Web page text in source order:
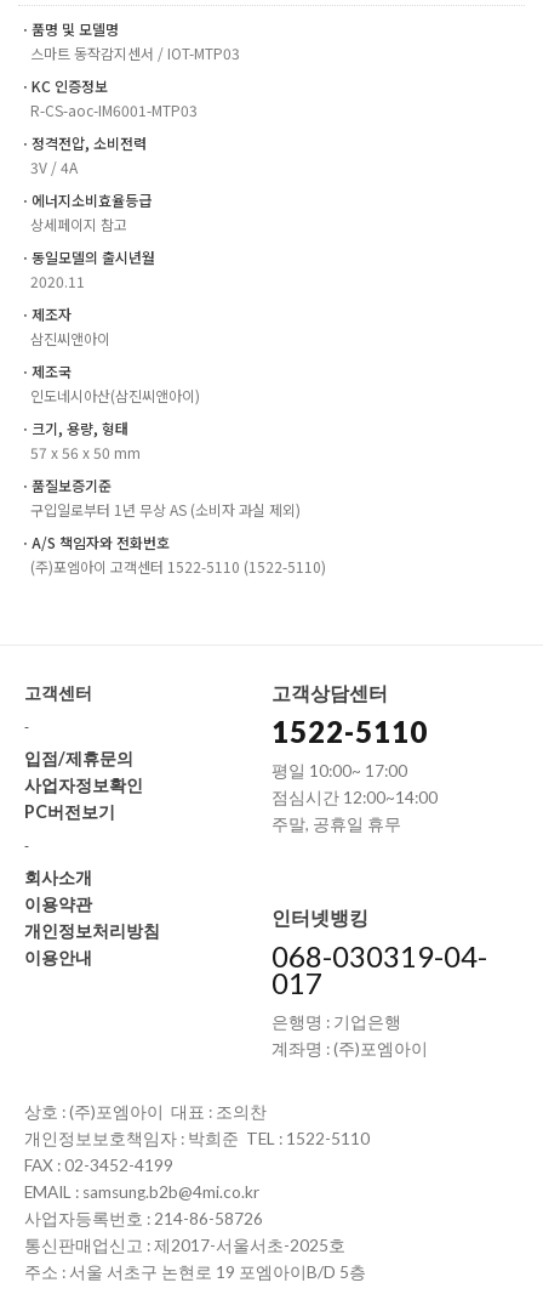
ㆍ품명 및 모델명
스마트 동작감지센서 / IOT-MTP03
ㆍKC 인증정보
R-CS-aoc-IM6001-MTP03
ㆍ정격전압, 소비전력
3V / 4A
ㆍ에너지소비효율등급
상세페이지 참고
ㆍ동일모델의 출시년월
2020.11
ㆍ제조자
삼진씨앤아이
ㆍ제조국
인도네시아산(삼진씨앤아이)
ㆍ크기, 용량, 형태
57 x 56 x 50 mm
ㆍ품질보증기준
구입일로부터 1년 무상 AS (소비자 과실 제외)
ㆍA/S 책임자와 전화번호
(주)포엠아이 고객센터 1522-5110 (1522-5110)
고객센터
-
입점/제휴문의
사업자정보확인
PC버전보기
-
회사소개
이용약관
개인정보처리방침
이용안내
고객상담센터
1522-5110
평일 10:00~ 17:00
점심시간 12:00~14:00
주말, 공휴일 휴무
인터넷뱅킹
068-030319-04-
017
은행명 : 기업은행
계좌명 : (주)포엠아이
상호 : (주)포엠아이 대표 : 조의찬
개인정보보호책임자 : 박희준 TEL : 1522-5110
FAX : 02-3452-4199
EMAIL : samsung.b2b@4mi.co.kr
사업자등록번호 : 214-86-58726
통신판매업신고 : 제2017-서울서초-2025호
주소 : 서울 서초구 논현로 19 포엠아이B/D 5층